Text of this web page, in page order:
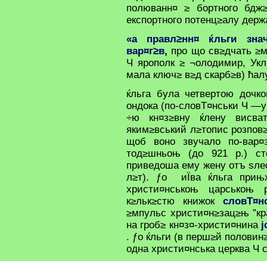
полюванн¤ ≥ бортного
експортного потенц≥алу
«а правл≥нн¤ ќльги
вар¤г≥в, про що св≥дчать
Ч ярополк ≥ ¬олодимир,
мала ключ≥ в≥д скарб≥в)
ќльга була четвертою
ондока (по-словТ¤нськи Ч
÷ю кн¤з≥вну ќлену
яким≥вський л≥топис
щоб воно звучало по-
тод≥шньоњ (до 921 р.)
приведоша ему жену отъ
л≥т). ƒо иЇва ќльга
христи¤нськоњ
к≥льк≥стю книжок
≥мпульс христи¤н≥зац≥њ
на гроб≥ кн¤з¤-христи¤нина
. ƒо ќльги (в перш≥й
одна христи¤нська церква Ч